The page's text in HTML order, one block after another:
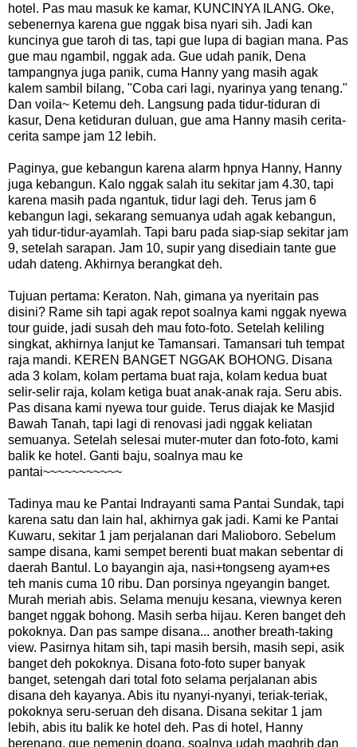
hotel. Pas mau masuk ke kamar, KUNCINYA ILANG. Oke,
sebenernya karena gue nggak bisa nyari sih. Jadi kan
kuncinya gue taroh di tas, tapi gue lupa di bagian mana. Pas
gue mau ngambil, nggak ada. Gue udah panik, Dena
tampangnya juga panik, cuma Hanny yang masih agak
kalem sambil bilang, "Coba cari lagi, nyarinya yang tenang."
Dan voila~ Ketemu deh. Langsung pada tidur-tiduran di
kasur, Dena ketiduran duluan, gue ama Hanny masih cerita-
cerita sampe jam 12 lebih.
Paginya, gue kebangun karena alarm hpnya Hanny, Hanny
juga kebangun. Kalo nggak salah itu sekitar jam 4.30, tapi
karena masih pada ngantuk, tidur lagi deh. Terus jam 6
kebangun lagi, sekarang semuanya udah agak kebangun,
yah tidur-tidur-ayamlah. Tapi baru pada siap-siap sekitar jam
9, setelah sarapan. Jam 10, supir yang disediain tante gue
udah dateng. Akhirnya berangkat deh.
Tujuan pertama: Keraton. Nah, gimana ya nyeritain pas
disini? Rame sih tapi agak repot soalnya kami nggak nyewa
tour guide, jadi susah deh mau foto-foto. Setelah keliling
singkat, akhirnya lanjut ke Tamansari. Tamansari tuh tempat
raja mandi. KEREN BANGET NGGAK BOHONG. Disana
ada 3 kolam, kolam pertama buat raja, kolam kedua buat
selir-selir raja, kolam ketiga buat anak-anak raja. Seru abis.
Pas disana kami nyewa tour guide. Terus diajak ke Masjid
Bawah Tanah, tapi lagi di renovasi jadi nggak keliatan
semuanya. Setelah selesai muter-muter dan foto-foto, kami
balik ke hotel. Ganti baju, soalnya mau ke
pantai~~~~~~~~~~~
Tadinya mau ke Pantai Indrayanti sama Pantai Sundak, tapi
karena satu dan lain hal, akhirnya gak jadi. Kami ke Pantai
Kuwaru, sekitar 1 jam perjalanan dari Malioboro. Sebelum
sampe disana, kami sempet berenti buat makan sebentar di
daerah Bantul. Lo bayangin aja, nasi+tongseng ayam+es
teh manis cuma 10 ribu. Dan porsinya ngeyangin banget.
Murah meriah abis. Selama menuju kesana, viewnya keren
banget nggak bohong. Masih serba hijau. Keren banget deh
pokoknya. Dan pas sampe disana... another breath-taking
view. Pasirnya hitam sih, tapi masih bersih, masih sepi, asik
banget deh pokoknya. Disana foto-foto super banyak
banget, setengah dari total foto selama perjalanan abis
disana deh kayanya. Abis itu nyanyi-nyanyi, teriak-teriak,
pokoknya seru-seruan deh disana. Disana sekitar 1 jam
lebih, abis itu balik ke hotel deh. Pas di hotel, Hanny
berenang, gue nemenin doang, soalnya udah maghrib dan